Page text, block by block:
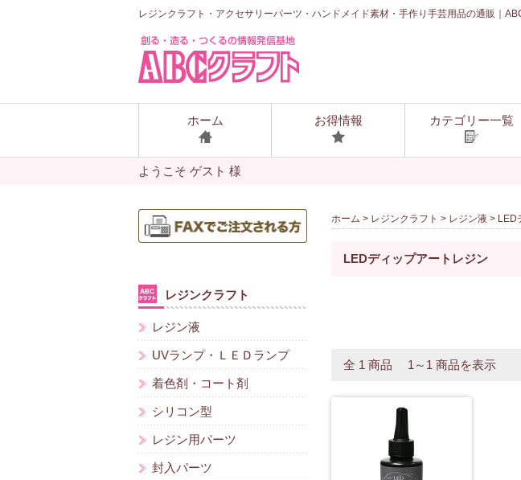
レジンクラフト・アクセサリーパーツ・ハンドメイド素材・手作り手芸用品の通販｜
ホーム お得情報 カテゴリー一覧
ようこそ ゲスト 様
ホーム > レジンクラフト > レジン液 > LED
LEDディップアートレジン
全 1 商品 1～1 商品を表示
レジンクラフト
レジン液
UVランプ・ＬＥＤランプ
着色剤・コート剤
シリコン型
レジン用パーツ
封入パーツ